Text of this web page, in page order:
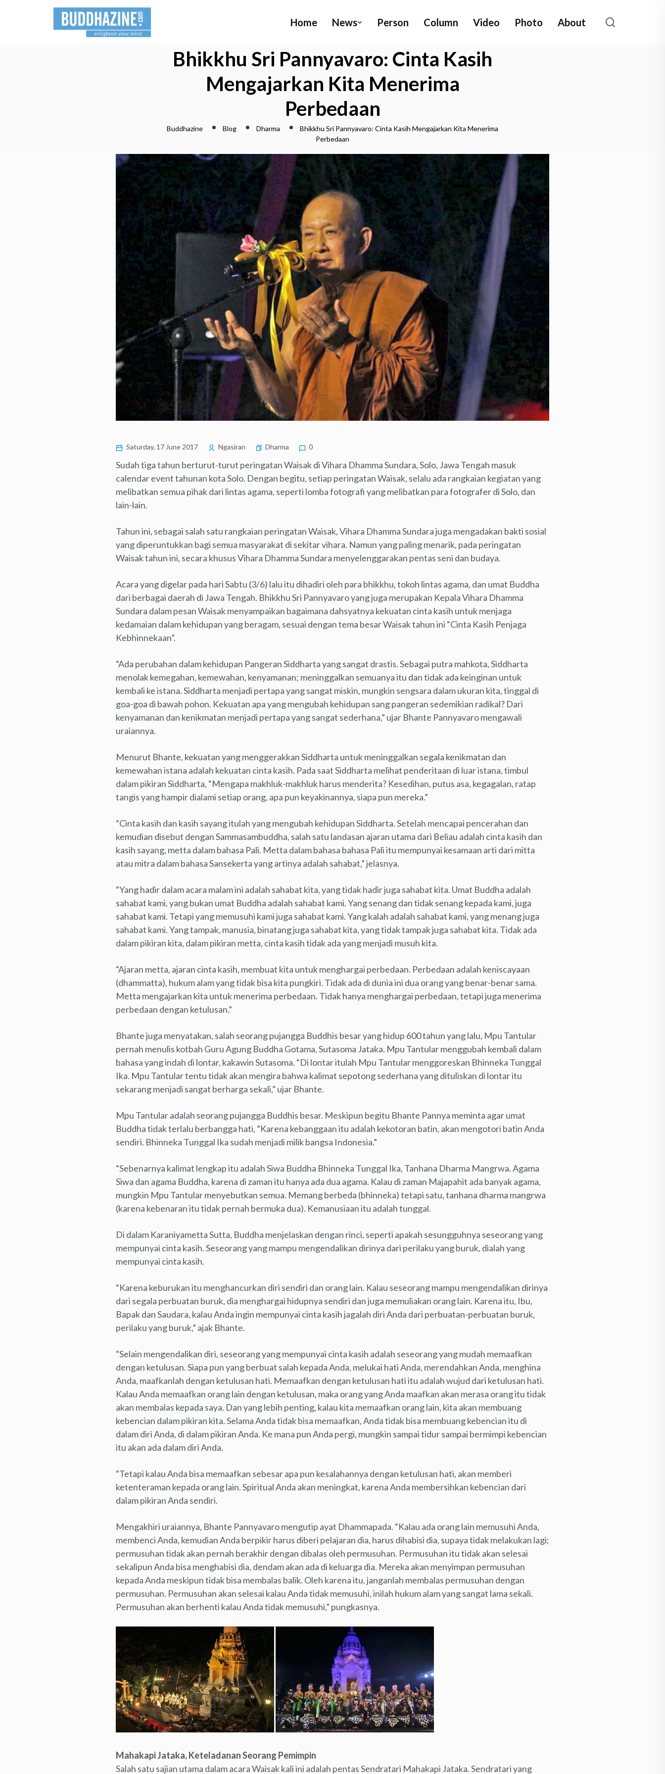
Home News Person Column Video Photo About
Bhikkhu Sri Pannyavaro: Cinta Kasih
Mengajarkan Kita Menerima
Perbedaan
Buddhazine Blog Dharma
Bhikkhu Sri Pannyavaro: Cinta Kasih Mengajarkan Kita Menerima
Perbedaan
Saturday, 17 June 2017 Ngasiran Dharma 0
Sudah tiga tahun berturut-turut peringatan Waisak di Vihara Dhamma Sundara, Solo, Jawa Tengah masuk
calendar event tahunan kota Solo. Dengan begitu, setiap peringatan Waisak, selalu ada rangkaian kegiatan yang
melibatkan semua pihak dari lintas agama, seperti lomba fotografi yang melibatkan para fotografer di Solo, dan
lain-lain.
Tahun ini, sebagai salah satu rangkaian peringatan Waisak, Vihara Dhamma Sundara juga mengadakan bakti sosial
yang diperuntukkan bagi semua masyarakat di sekitar vihara. Namun yang paling menarik, pada peringatan
Waisak tahun ini, secara khusus Vihara Dhamma Sundara menyelenggarakan pentas seni dan budaya.
Acara yang digelar pada hari Sabtu (3/6) lalu itu dihadiri oleh para bhikkhu, tokoh lintas agama, dan umat Buddha
dari berbagai daerah di Jawa Tengah. Bhikkhu Sri Pannyavaro yang juga merupakan Kepala Vihara Dhamma
Sundara dalam pesan Waisak menyampaikan bagaimana dahsyatnya kekuatan cinta kasih untuk menjaga
kedamaian dalam kehidupan yang beragam, sesuai dengan tema besar Waisak tahun ini “Cinta Kasih Penjaga
Kebhinnekaan”.
“Ada perubahan dalam kehidupan Pangeran Siddharta yang sangat drastis. Sebagai putra mahkota, Siddharta
menolak kemegahan, kemewahan, kenyamanan; meninggalkan semuanya itu dan tidak ada keinginan untuk
kembali ke istana. Siddharta menjadi pertapa yang sangat miskin, mungkin sengsara dalam ukuran kita, tinggal di
goa-goa di bawah pohon. Kekuatan apa yang mengubah kehidupan sang pangeran sedemikian radikal? Dari
kenyamanan dan kenikmatan menjadi pertapa yang sangat sederhana,” ujar Bhante Pannyavaro mengawali
uraiannya.
Menurut Bhante, kekuatan yang menggerakkan Siddharta untuk meninggalkan segala kenikmatan dan
kemewahan istana adalah kekuatan cinta kasih. Pada saat Siddharta melihat penderitaan di luar istana, timbul
dalam pikiran Siddharta, “Mengapa makhluk-makhluk harus menderita? Kesedihan, putus asa, kegagalan, ratap
tangis yang hampir dialami setiap orang, apa pun keyakinannya, siapa pun mereka.”
“Cinta kasih dan kasih sayang itulah yang mengubah kehidupan Siddharta. Setelah mencapai pencerahan dan
kemudian disebut dengan Sammasambuddha, salah satu landasan ajaran utama dari Beliau adalah cinta kasih dan
kasih sayang, metta dalam bahasa Pali. Metta dalam bahasa bahasa Pali itu mempunyai kesamaan arti dari mitta
atau mitra dalam bahasa Sansekerta yang artinya adalah sahabat,” jelasnya.
“Yang hadir dalam acara malam ini adalah sahabat kita, yang tidak hadir juga sahabat kita. Umat Buddha adalah
sahabat kami, yang bukan umat Buddha adalah sahabat kami. Yang senang dan tidak senang kepada kami, juga
sahabat kami. Tetapi yang memusuhi kami juga sahabat kami. Yang kalah adalah sahabat kami, yang menang juga
sahabat kami. Yang tampak, manusia, binatang juga sahabat kita, yang tidak tampak juga sahabat kita. Tidak ada
dalam pikiran kita, dalam pikiran metta, cinta kasih tidak ada yang menjadi musuh kita.
“Ajaran metta, ajaran cinta kasih, membuat kita untuk menghargai perbedaan. Perbedaan adalah keniscayaan
(dhammatta), hukum alam yang tidak bisa kita pungkiri. Tidak ada di dunia ini dua orang yang benar-benar sama.
Metta mengajarkan kita untuk menerima perbedaan. Tidak hanya menghargai perbedaan, tetapi juga menerima
perbedaan dengan ketulusan.”
Bhante juga menyatakan, salah seorang pujangga Buddhis besar yang hidup 600 tahun yang lalu, Mpu Tantular
pernah menulis kotbah Guru Agung Buddha Gotama, Sutasoma Jataka. Mpu Tantular menggubah kembali dalam
bahasa yang indah di lontar, kakawin Sutasoma. “Di lontar itulah Mpu Tantular menggoreskan Bhinneka Tunggal
Ika. Mpu Tantular tentu tidak akan mengira bahwa kalimat sepotong sederhana yang dituliskan di lontar itu
sekarang menjadi sangat berharga sekali,” ujar Bhante.
Mpu Tantular adalah seorang pujangga Buddhis besar. Meskipun begitu Bhante Pannya meminta agar umat
Buddha tidak terlalu berbangga hati, ”Karena kebanggaan itu adalah kekotoran batin, akan mengotori batin Anda
sendiri. Bhinneka Tunggal Ika sudah menjadi milik bangsa Indonesia.”
“Sebenarnya kalimat lengkap itu adalah Siwa Buddha Bhinneka Tunggal Ika, Tanhana Dharma Mangrwa. Agama
Siwa dan agama Buddha, karena di zaman itu hanya ada dua agama. Kalau di zaman Majapahit ada banyak agama,
mungkin Mpu Tantular menyebutkan semua. Memang berbeda (bhinneka) tetapi satu, tanhana dharma mangrwa
(karena kebenaran itu tidak pernah bermuka dua). Kemanusiaan itu adalah tunggal.
Di dalam Karaniyametta Sutta, Buddha menjelaskan dengan rinci, seperti apakah sesungguhnya seseorang yang
mempunyai cinta kasih. Seseorang yang mampu mengendalikan dirinya dari perilaku yang buruk, dialah yang
mempunyai cinta kasih.
“Karena keburukan itu menghancurkan diri sendiri dan orang lain. Kalau seseorang mampu mengendalikan dirinya
dari segala perbuatan buruk, dia menghargai hidupnya sendiri dan juga memuliakan orang lain. Karena itu, Ibu,
Bapak dan Saudara, kalau Anda ingin mempunyai cinta kasih jagalah diri Anda dari perbuatan-perbuatan buruk,
perilaku yang buruk,” ajak Bhante.
“Selain mengendalikan diri, seseorang yang mempunyai cinta kasih adalah seseorang yang mudah memaafkan
dengan ketulusan. Siapa pun yang berbuat salah kepada Anda, melukai hati Anda, merendahkan Anda, menghina
Anda, maafkanlah dengan ketulusan hati. Memaafkan dengan ketulusan hati itu adalah wujud dari ketulusan hati.
Kalau Anda memaafkan orang lain dengan ketulusan, maka orang yang Anda maafkan akan merasa orang itu tidak
akan membalas kepada saya. Dan yang lebih penting, kalau kita memaafkan orang lain, kita akan membuang
kebencian dalam pikiran kita. Selama Anda tidak bisa memaafkan, Anda tidak bisa membuang kebencian itu di
dalam diri Anda, di dalam pikiran Anda. Ke mana pun Anda pergi, mungkin sampai tidur sampai bermimpi kebencian
itu akan ada dalam diri Anda.
“Tetapi kalau Anda bisa memaafkan sebesar apa pun kesalahannya dengan ketulusan hati, akan memberi
ketenteraman kepada orang lain. Spiritual Anda akan meningkat, karena Anda membersihkan kebencian dari
dalam pikiran Anda sendiri.
Mengakhiri uraiannya, Bhante Pannyavaro mengutip ayat Dhammapada. “Kalau ada orang lain memusuhi Anda,
membenci Anda, kemudian Anda berpikir harus diberi pelajaran dia, harus dihabisi dia, supaya tidak melakukan lagi;
permusuhan tidak akan pernah berakhir dengan dibalas oleh permusuhan. Permusuhan itu tidak akan selesai
sekalipun Anda bisa menghabisi dia, dendam akan ada di keluarga dia. Mereka akan menyimpan permusuhan
kepada Anda meskipun tidak bisa membalas balik. Oleh karena itu, janganlah membalas permusuhan dengan
permusuhan. Permusuhan akan selesai kalau Anda tidak memusuhi, inilah hukum alam yang sangat lama sekali.
Permusuhan akan berhenti kalau Anda tidak memusuhi,” pungkasnya.
Mahakapi Jataka, Keteladanan Seorang Pemimpin
Salah satu sajian utama dalam acara Waisak kali ini adalah pentas Sendratari Mahakapi Jataka. Sendratari yang